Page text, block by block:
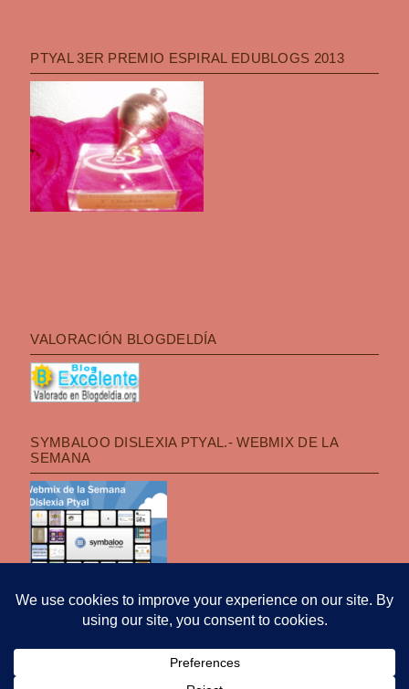
PTYAL 3ER PREMIO ESPIRAL EDUBLOGS 2013
VALORACIÓN BLOGDELDÍA
SYMBALOO DISLEXIA PTYAL.- WEBMIX DE LA
SEMANA